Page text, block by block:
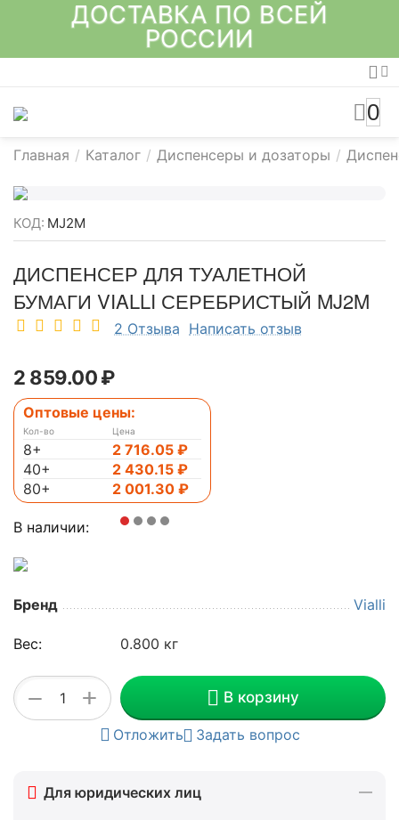
ДОСТАВКА ПО ВСЕЙ
РОССИИ
0
Главная / Каталог / Диспенсеры и дозаторы /
КОД: MJ2M
ДИСПЕНСЕР ДЛЯ ТУАЛЕТНОЙ
БУМАГИ VIALLI СЕРЕБРИСТЫЙ MJ2M
2 Отзыва Написать отзыв
2 859.00₽
Оптовые цены:
Кол-во
8+
40+
80+
Цена
2 716.05 ₽
2 430.15 ₽
2 001.30 ₽
В наличии:
Бренд Vialli
Вес: 0.800 кг
+
− В корзину
Отложить Задать вопрос
Для юридических лиц